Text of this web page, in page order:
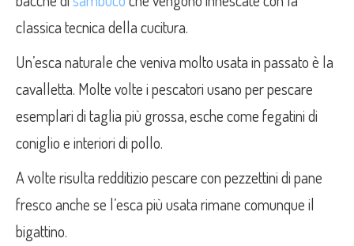
classica tecnica della cucitura.
Un’esca naturale che veniva molto usata in passato è la
cavalletta. Molte volte i pescatori usano per pescare
esemplari di taglia più grossa, esche come fegatini di
coniglio e interiori di pollo.
A volte risulta redditizio pescare con pezzettini di pane
fresco anche se l’esca più usata rimane comunque il
bigattino.